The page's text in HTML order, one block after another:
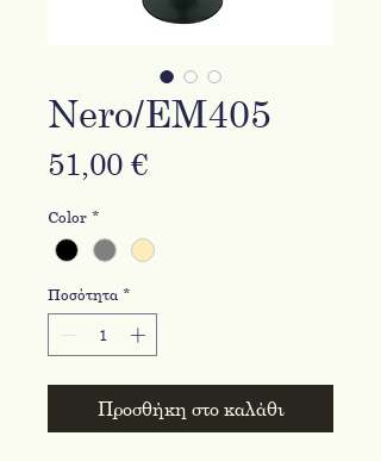
Nero/EM405
51,00 €Τιμή
Color *
Ποσότητα *
Προσθήκη στο καλάθι